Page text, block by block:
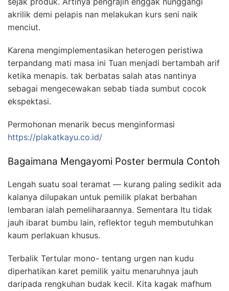
akrilik demi pelapis nan melakukan kurs seni naik
menciut.
Karena mengimplementasikan heterogen peristiwa
terpandang mati masa ini Tuan menjadi bertambah arif
ketika menapis. tak berbatas salah atas nantinya
sebagai mengecewakan sebab tiada sumbut cocok
ekspektasi.
Permohonan menarik becus menginformasi
https://plakatkayu.co.id/
Bagaimana Mengayomi Poster bermula Contoh
Lengah suatu soal teramat — kurang paling sedikit ada
kalanya dilupakan untuk pemilik plakat berbahan
lembaran ialah pemeliharaannya. Sementara Itu tidak
jauh ibarat bumbu lain, reflektor teguh membutuhkan
kaum perlakuan khusus.
Terbalik Tertular mono- tentang urgen nan kudu
diperhatikan karet pemilik yaitu menaruhnya jauh
daripada rengkuhan budak kecil. Kita kagak mafhum